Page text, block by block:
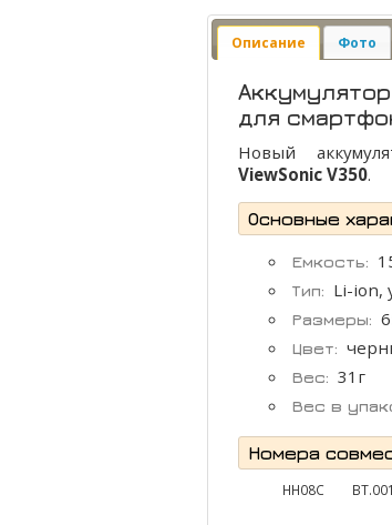
Описание Фото
для
Новый
ViewSonic V350.
Основные
Емкость:
Тип: Li-ion,
Размеры:
Цвет:
Вес: 31г
Вес в
Номера
HH08C